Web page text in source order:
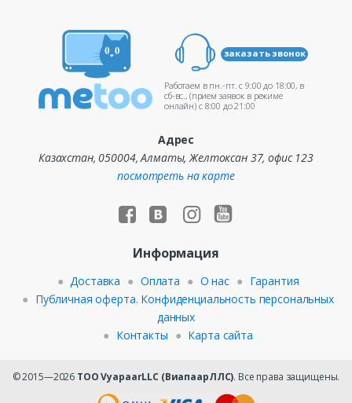
заказать звонок
Работаем в пн.-пт. c 9:00 до 18:00, в
сб-вс., (прием заявок в режиме
онлайн) c 8:00 до 21:00
Адрес
Казахстан, 050004, Алматы, Желтоксан 37, офис 123
посмотреть на карте
Информация
Доставка Оплата О нас
Гарантия
Публичная оферта. Конфиденциальность персональных
данных
Контакты
Карта сайта
© 2015—2026 ТОО VyapaarLLC (ВиапаарЛЛС). Все права защищены.